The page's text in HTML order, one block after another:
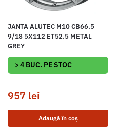
JANTA ALUTEC M10 CB66.5
9/18 5X112 ET52.5 METAL
GREY
> 4 BUC. PE STOC
957 lei
Adaugă în coș